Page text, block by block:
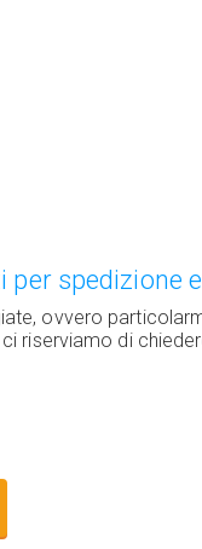
spedizione
ovvero
ci riserviamo di